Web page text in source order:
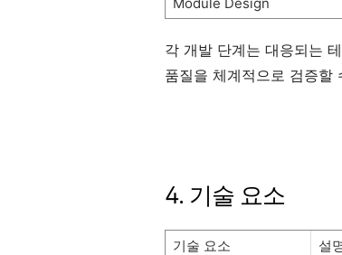
각 개발 단계는 대응되는
품질을 체계적으로 검증할
4. 기술 요소
기술 요소 설